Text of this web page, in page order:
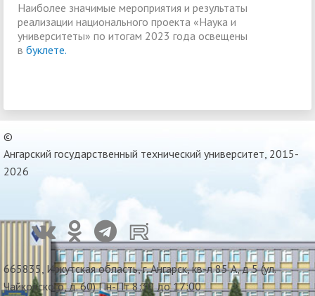
Наиболее значимые мероприятия и результаты
реализации национального проекта «Наука и
университеты» по итогам 2023 года освещены
в буклете.
©
Ангарский государственный технический университет, 2015-
2026
665835, Иркутская область, г. Ангарск, кв-л 85 А, д 5 (ул.
Чайковского, д. 60) Пн-Пт 8:30 до 17:00